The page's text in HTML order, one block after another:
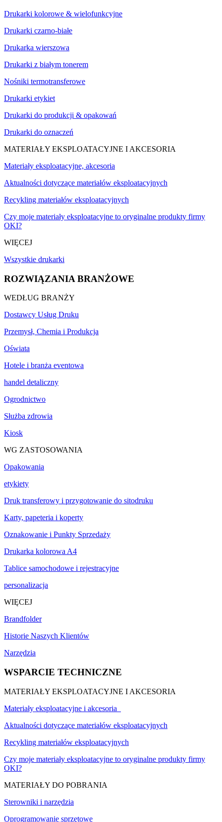
Drukarki kolorowe & wielofunkcyjne
Drukarki czarno-białe
Drukarka wierszowa
Drukarki z białym tonerem
Nośniki termotransferowe
Drukarki etykiet
Drukarki do produkcji & opakowań
Drukarki do oznaczeń
MATERIAŁY EKSPLOATACYJNE I AKCESORIA
Materiały eksploatacyjne, akcesoria
Aktualności dotyczące materiałów eksploatacyjnych
Recykling materiałów eksploatacyjnych
Czy moje materiały eksploatacyjne to oryginalne produkty firmy
OKI?
WIĘCEJ
Wszystkie drukarki
ROZWIĄZANIA BRANŻOWE
WEDŁUG BRANŻY
Dostawcy Usług Druku
Przemysł, Chemia i Produkcja
Oświata
Hotele i branża eventowa
handel detaliczny
Ogrodnictwo
Służba zdrowia
Kiosk
WG ZASTOSOWANIA
Opakowania
etykiety
Druk transferowy i przygotowanie do sitodruku
Karty, papeteria i koperty
Oznakowanie i Punkty Sprzedaży
Drukarka kolorowa A4
Tablice samochodowe i rejestracyjne
personalizacja
WIĘCEJ
Brandfolder
Historie Naszych Klientów
Narzędzia
WSPARCIE TECHNICZNE
MATERIAŁY EKSPLOATACYJNE I AKCESORIA
Materiały eksploatacyjne i akcesoria
Aktualności dotyczące materiałów eksploatacyjnych
Recykling materiałów eksploatacyjnych
Czy moje materiały eksploatacyjne to oryginalne produkty firmy
OKI?
MATERIAŁY DO POBRANIA
Sterowniki i narzędzia
Oprogramowanie sprzętowe